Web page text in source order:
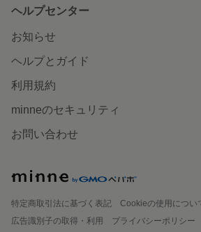
ヘルプセンター
お知らせ
ヘルプとガイド
利用規約
minneのセキュリティ
お問い合わせ
特定商取引法に基づく表記
Cookieの使用につい
広告識別子の取得・利用
プライバシーポリシー